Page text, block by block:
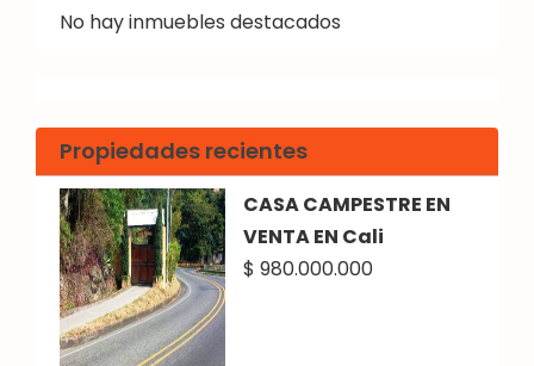
No hay inmuebles destacados
Propiedades recientes
CASA CAMPESTRE EN
VENTA EN Cali
$ 980.000.000